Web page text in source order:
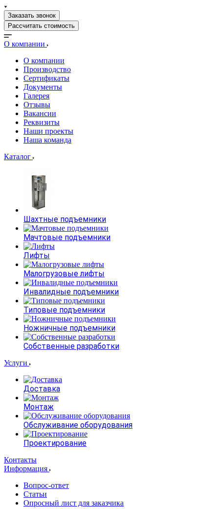
Заказать звонок
Рассчитать стоимость
О компании
О компании
Производство
Сертификаты
Документы
Галерея
Отзывы
Вакансии
Реквизиты
Наши проекты
Наша команда
Каталог
Шахтные подъемники
Мачтовые подъемники
Лифты
Малогрузовые лифты
Инвалидные подъемники
Типовые подъемники
Ножничные подъемники
Собственные разработки
Услуги
Доставка
Монтаж
Обслуживание оборудования
Проектирование
Контакты
Информация
Вопрос-ответ
Статьи
Опросный лист для заказчика